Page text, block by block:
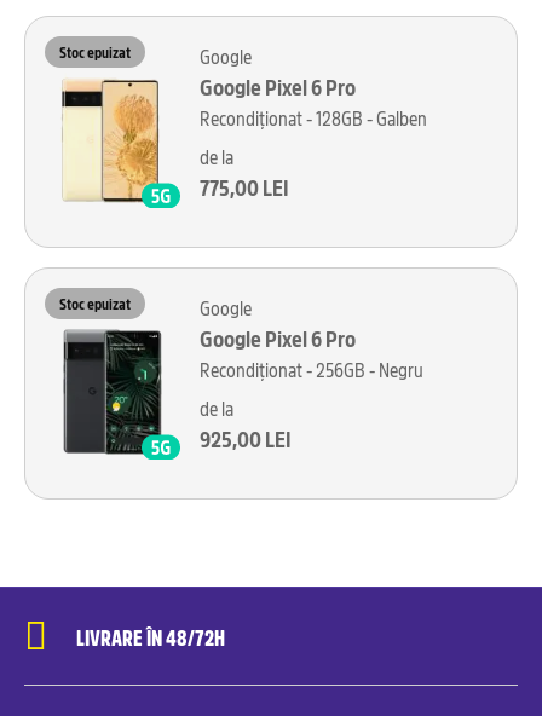
Stoc epuizat Google
Google Pixel 6 Pro
Recondiționat - 128GB - Galben
de la
775,00 LEI
Stoc epuizat Google
Google Pixel 6 Pro
Recondiționat - 256GB - Negru
de la
925,00 LEI
LIVRARE ÎN 48/72H